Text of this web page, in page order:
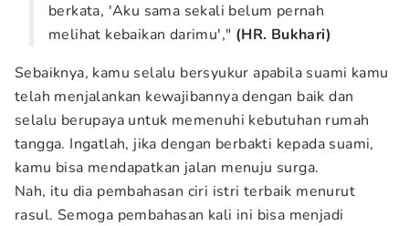
berkata, 'Aku sama sekali belum pernah
melihat kebaikan darimu'," (HR. Bukhari)
Sebaiknya, kamu selalu bersyukur apabila suami kamu
telah menjalankan kewajibannya dengan baik dan
selalu berupaya untuk memenuhi kebutuhan rumah
tangga. Ingatlah, jika dengan berbakti kepada suami,
kamu bisa mendapatkan jalan menuju surga.
Nah, itu dia pembahasan ciri istri terbaik menurut
rasul. Semoga pembahasan kali ini bisa menjadi